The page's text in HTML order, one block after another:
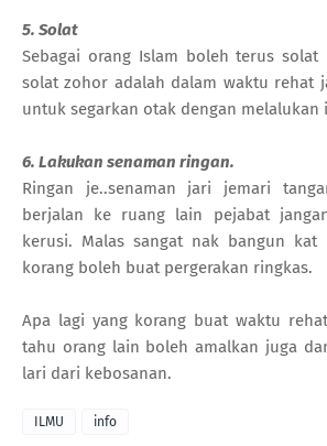
5. Solat
Sebagai orang Islam boleh terus solat
solat zohor adalah dalam waktu rehat
untuk segarkan otak dengan melalukan
6. Lakukan senaman ringan.
Ringan je..senaman jari jemari
berjalan ke ruang lain pejabat
kerusi. Malas sangat nak bangun
korang boleh buat pergerakan ringkas.
Apa lagi yang korang buat waktu
tahu orang lain boleh amalkan juga
lari dari kebosanan.
ILMU info